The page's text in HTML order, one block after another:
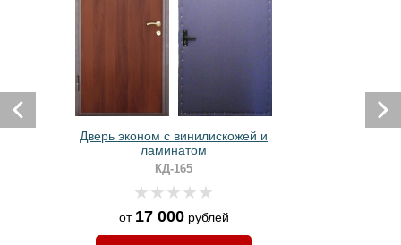
Дверь эконом с винилискожей и
ламинатом
КД-165
от 17 000рублей